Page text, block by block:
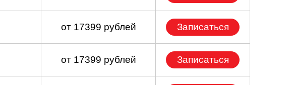
от 17399 рублей Записаться
от 17399 рублей Записаться